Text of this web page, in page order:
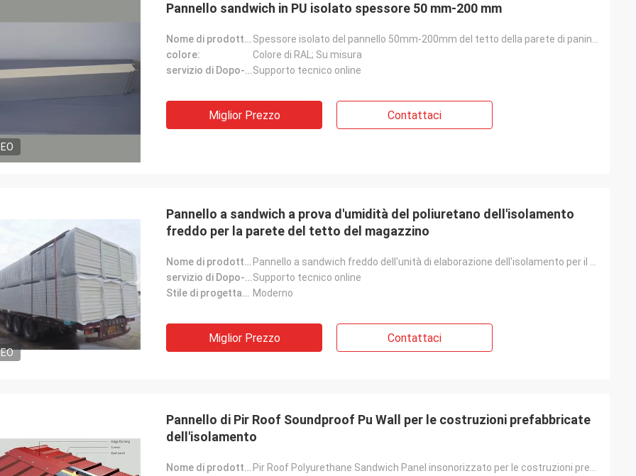
Pannello sandwich in PU isolato spessore 50 mm-200 mm
Nome di prodotto:
colore:
Colore di RAL; Su misura
servizio di Dopo-vendita:Supporto tecnico online
Miglior Prezzo Contattaci
Pannello a sandwich a prova d'umidità del poliuretano dell'isolamento
freddo per la parete del tetto del magazzino
Nome di prodotto:
servizio di Dopo-vendita:Supporto tecnico online
Stile di progettazione: Moderno
Miglior Prezzo Contattaci
Pannello di Pir Roof Soundproof Pu Wall per le costruzioni prefabbricate
dell'isolamento
Nome di prodotto: